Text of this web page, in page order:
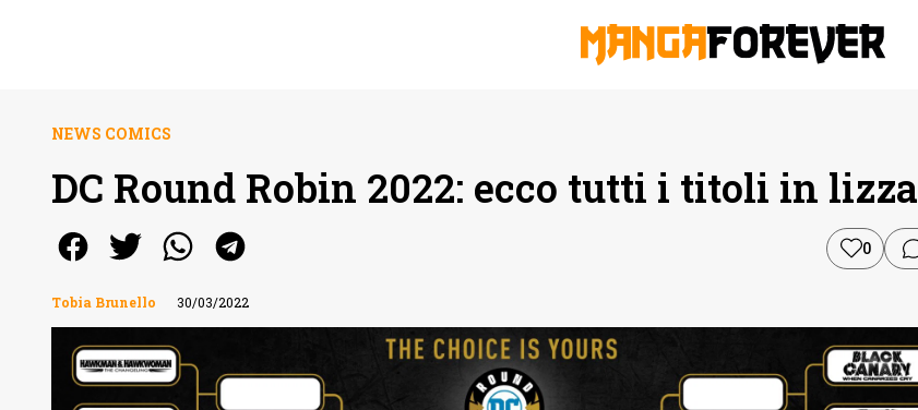
NEWS COMICS
DC Round Robin 2022: ecco tutti i titoli in lizza
0
Tobia Brunello 30/03/2022